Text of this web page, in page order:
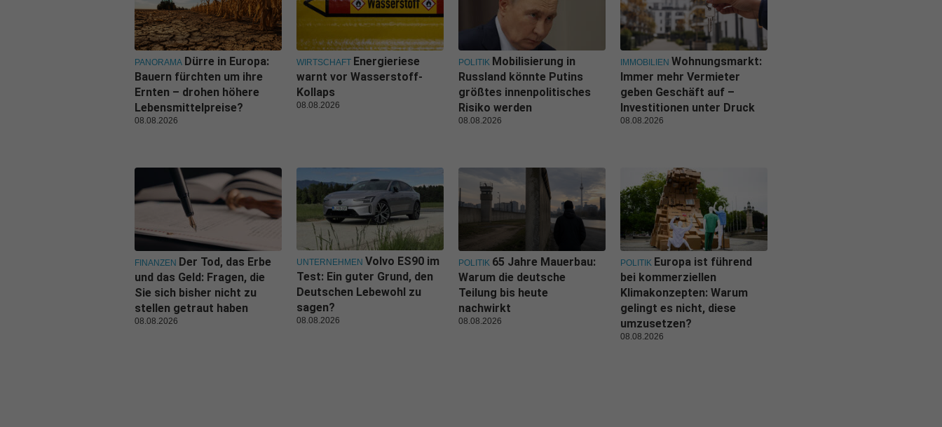
PANORAMA Dürre in Europa:
Bauern fürchten um ihre
Ernten – drohen höhere
Lebensmittelpreise?
08.08.2026
WIRTSCHAFT Energieriese
warnt vor Wasserstoff-
Kollaps
08.08.2026
POLITIK Mobilisierung in
Russland könnte Putins
größtes innenpolitisches
Risiko werden
08.08.2026
IMMOBILIEN Wohnungsmarkt:
Immer mehr Vermieter
geben Geschäft auf –
Investitionen unter Druck
08.08.2026
FINANZEN Der Tod, das Erbe
und das Geld: Fragen, die
Sie sich bisher nicht zu
stellen getraut haben
08.08.2026
UNTERNEHMEN Volvo ES90 im
Test: Ein guter Grund, den
Deutschen Lebewohl zu
sagen?
08.08.2026
POLITIK 65 Jahre Mauerbau:
Warum die deutsche
Teilung bis heute
nachwirkt
08.08.2026
POLITIK Europa ist führend
bei kommerziellen
Klimakonzepten: Warum
gelingt es nicht, diese
umzusetzen?
08.08.2026